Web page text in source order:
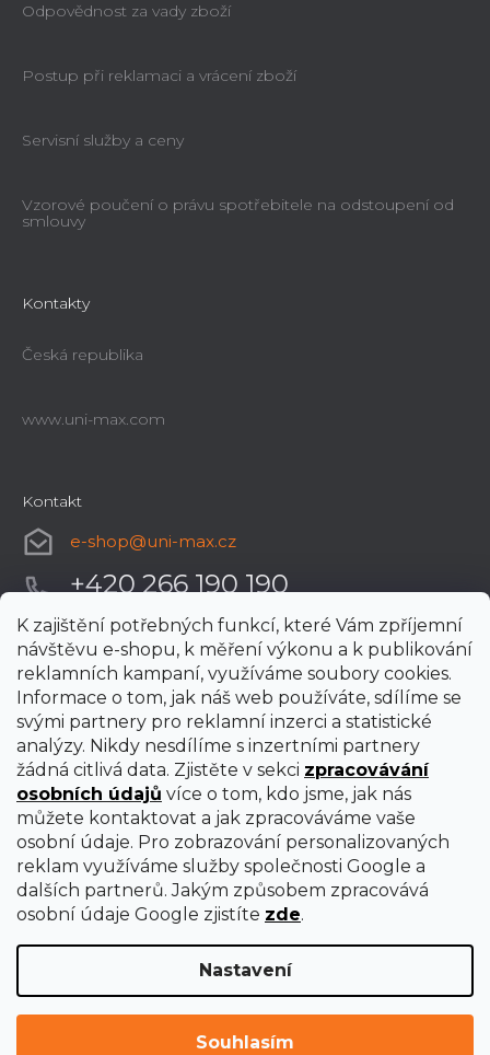
K zajištění potřebných funkcí, které Vám zpříjemní
návštěvu e-shopu, k měření výkonu a k publikování
reklamních kampaní, využíváme soubory cookies.
Informace o tom, jak náš web používáte, sdílíme se
svými partnery pro reklamní inzerci a statistické
analýzy. Nikdy nesdílíme s inzertními partnery
žádná citlivá data. Zjistěte v sekci zpracovávání
osobních údajů více o tom, kdo jsme, jak nás
můžete kontaktovat a jak zpracováváme vaše
osobní údaje. Pro zobrazování personalizovaných
reklam využíváme služby společnosti Google a
dalších partnerů. Jakým způsobem zpracovává
osobní údaje Google zjistíte zde.
Nastavení
Souhlasím
Odpovědnost za vady zboží
Postup při reklamaci a vrácení zboží
Servisní služby a ceny
Vzorové poučení o právu spotřebitele na odstoupení od
smlouvy
Kontakty
Česká republika
www.uni-max.com
Kontakt
e-shop@uni-max.cz
+420 266 190 190
nastavení cookies